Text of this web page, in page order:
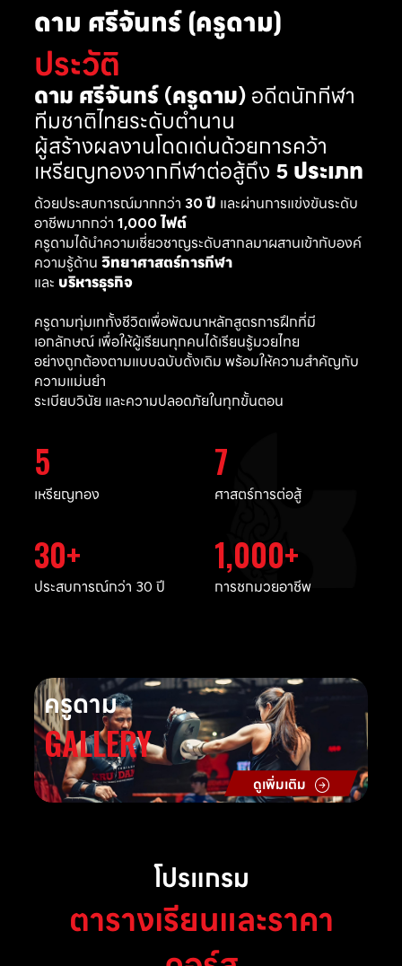
ดาม ศรีจันทร์ (ครูดาม)
ประวัติ
ดาม ศรีจันทร์ (ครูดาม)อดีตนักกีฬา
ทีมชาติไทยระดับตำนาน
ผู้สร้างผลงานโดดเด่นด้วยการคว้า
เหรียญทองจากกีฬาต่อสู้ถึง 5 ประเภท
ด้วยประสบการณ์มากกว่า 30 ปี และผ่านการแข่งขันระดับ
อาชีพมากกว่า 1,000 ไฟต์
ครูดามได้นำความเชี่ยวชาญระดับสากลมาผสานเข้ากับองค์
ความรู้ด้าน วิทยาศาสตร์การกีฬา
และ บริหารธุรกิจ
ครูดามทุ่มเททั้งชีวิตเพื่อพัฒนาหลักสูตรการฝึกที่มี
เอกลักษณ์ เพื่อให้ผู้เรียนทุกคนได้เรียนรู้มวยไทย
อย่างถูกต้องตามแบบฉบับดั้งเดิม พร้อมให้ความสำคัญกับ
ความแม่นยำ
ระเบียบวินัย และความปลอดภัยในทุกขั้นตอน
5
เหรียญทอง
7
ศาสตร์การต่อสู้
30
ประสบการณ์กว่า 30 ปี
1,000
การชกมวยอาชีพ
ครูดาม
GALLERY
ดูเพิ่มเติม
โปรแกรม
ตารางเรียนและราคา